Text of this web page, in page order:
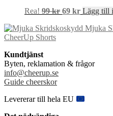
Rea! 99kr Det
priset
69 krDet
priset
Lägg till
Mjuka
CheerUp Shorts
Kundtjänst
Byten, reklamation & frågor
info@cheerup.se
Guide cheerskor
Levererar till hela EU